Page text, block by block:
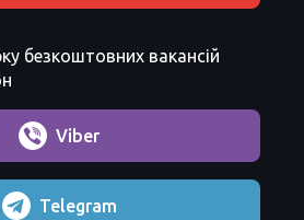
безкоштовних вакансій
Viber
Telegram